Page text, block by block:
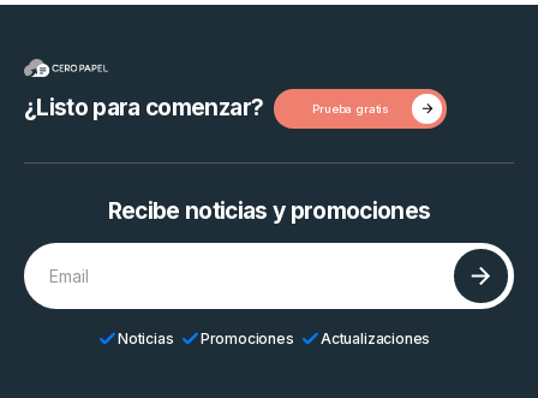
¿Listo para comenzar? Prueba gratis
Recibe noticias y promociones
Noticias Promociones Actualizaciones